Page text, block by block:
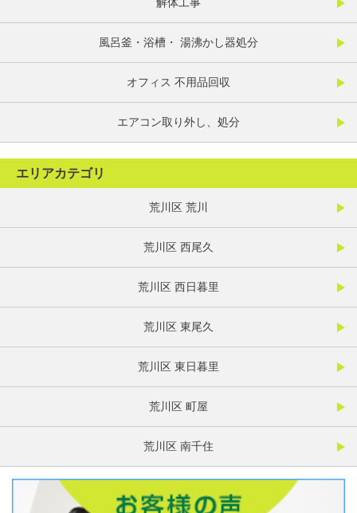
解体工事
風呂釜・浴槽・ 湯沸かし器処分
オフィス 不用品回収
エアコン取り外し、処分
エリアカテゴリ
荒川区 荒川
荒川区 西尾久
荒川区 西日暮里
荒川区 東尾久
荒川区 東日暮里
荒川区 町屋
荒川区 南千住